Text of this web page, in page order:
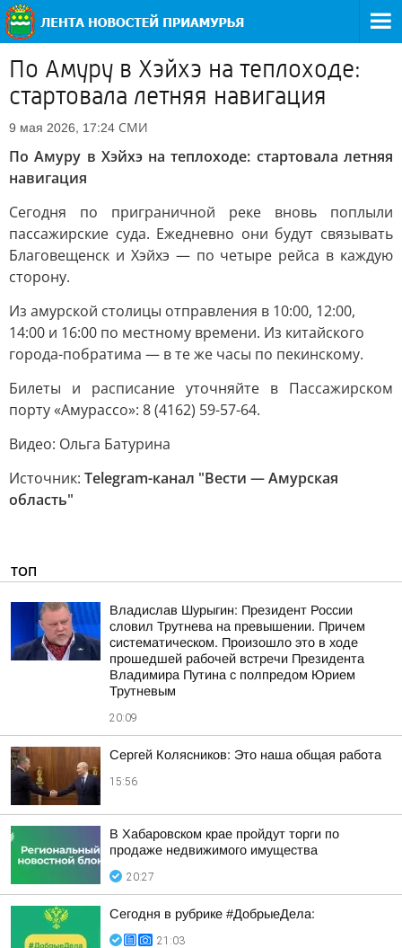
По Амуру в Хэйхэ на теплоходе:
стартовала летняя навигация
9 мая 2026, 17:24 СМИ
По Амуру в Хэйхэ на теплоходе: стартовала летняя
навигация
Сегодня по приграничной реке вновь поплыли
пассажирские суда. Ежедневно они будут связывать
Благовещенск и Хэйхэ — по четыре рейса в каждую
сторону.
Из амурской столицы отправления в 10:00, 12:00,
14:00 и 16:00 по местному времени. Из китайского
города-побратима — в те же часы по пекинскому.
Билеты и расписание уточняйте в Пассажирском
порту «Амурассо»: 8 (4162) 59-57-64.
Видео: Ольга Батурина
Источник: Telegram-канал "Вести — Амурская
область"
ТОП
Владислав Шурыгин: Президент России
словил Трутнева на превышении. Причем
систематическом. Произошло это в ходе
прошедшей рабочей встречи Президента
Владимира Путина с полпредом Юрием
Трутневым
20:09
Сергей Колясников: Это наша общая работа
15:56
В Хабаровском крае пройдут торги по
продаже недвижимого имущества
20:27
Сегодня в рубрике #ДобрыеДела:
21:03